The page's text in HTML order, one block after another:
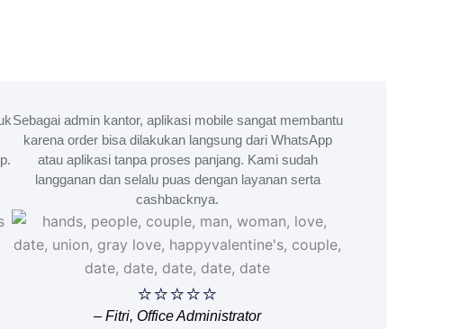
Sebagai admin kantor, aplikasi mobile sangat membantu
karena order bisa dilakukan langsung dari WhatsApp
atau aplikasi tanpa proses panjang. Kami sudah
langganan dan selalu puas dengan layanan serta
cashbacknya.
⭐⭐⭐⭐⭐
– Fitri, Office Administrator